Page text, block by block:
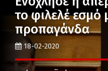
το φιλελέ εσμό
προπαγάνδα
18-02-2020